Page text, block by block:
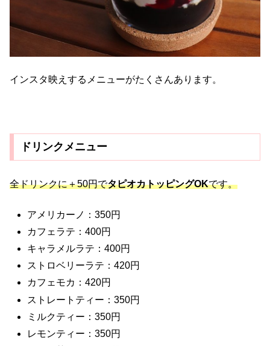
インスタ映えするメニューがたくさんあります。
ドリンクメニュー
全ドリンクに＋50円でタピオカトッピングOKです。
アメリカーノ：350円
カフェラテ：400円
キャラメルラテ：400円
ストロベリーラテ：420円
カフェモカ：420円
ストレートティー：350円
ミルクティー：350円
レモンティー：350円